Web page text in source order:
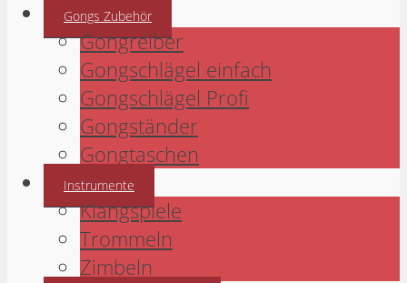
Gongs Zubehör
Gongreiber
Gongschlägel einfach
Gongschlägel Profi
Gongständer
Gongtaschen
Instrumente
Klangspiele
Trommeln
Zimbeln